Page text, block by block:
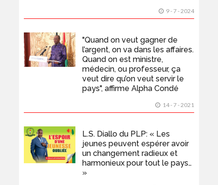
9 - 7 - 2024
"Quand on veut gagner de
l’argent, on va dans les affaires.
Quand on est ministre,
médecin, ou professeur, ça
veut dire qu’on veut servir le
pays", affirme Alpha Condé
14 - 7 - 2021
L.S. Diallo du PLP: « Les
jeunes peuvent espérer avoir
un changement radieux et
harmonieux pour tout le pays…
»